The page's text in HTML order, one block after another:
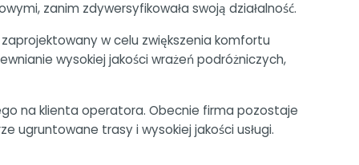
zanim zdywersyfikowała swoją działalność.
w celu zwiększenia komfortu
wysokiej jakości wrażeń podróżniczych,
na klienta operatora. Obecnie firma pozostaje
ugruntowane trasy i wysokiej jakości usługi.